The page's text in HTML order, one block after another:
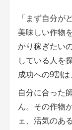
「まず自分が
美味しい作物
かり稼ぎたい
している人を
成功への9割は
自分に合った
ん。その作物
ェ、活気のあ